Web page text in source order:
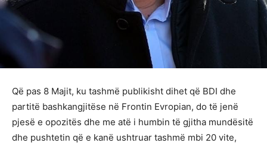
Që pas 8 Majit, ku tashmë publikisht dihet që BDI dhe
partitë bashkangjitëse në Frontin Evropian, do të jenë
pjesë e opozitës dhe me atë i humbin të gjitha mundësitë
dhe pushtetin që e kanë ushtruar tashmë mbi 20 vite,